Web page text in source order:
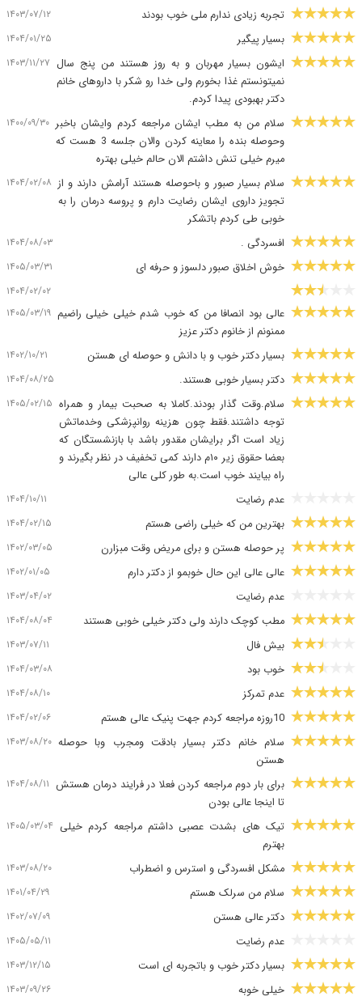
تجربه زیادی ندارم ملی خوب بودند ۱۴۰۳/۰۷/۱۲
بسیار پیگیر ۱۴۰۴/۰۱/۲۵
ایشون بسیار مهربان و به روز هستند من پنج سال
نمیتونستم غذا بخورم ولی خدا رو شکر با داروهای خانم
دکتر بهبودی پیدا کردم.
۱۴۰۳/۱۱/۲۷
سلام من به مطب ایشان مراجعه کردم وایشان باخبر
وحوصله بنده را معاینه کردن والان جلسه 3 هست که
میرم خیلی تنش داشتم الان حالم خیلی بهتره
۱۴۰۰/۰۹/۳۰
سلام بسیار صبور و باحوصله هستند آرامش دارند و از
تجویز داروی ایشان رضایت دارم و پروسه درمان را به
خوبی طی کردم باتشکر
۱۴۰۴/۰۲/۰۸
افسردگی . ۱۴۰۴/۰۸/۰۳
خوش اخلاق صبور دلسوز و حرفه ای
۱۴۰۵/۰۳/۳۱
۱۴۰۴/۰۲/۰۲
عالی بود انصافا من که خوب شدم خیلی خیلی راضیم
ممنونم از خانوم دکتر عزیز
۱۴۰۵/۰۳/۱۹
بسیار دکتر خوب و با دانش و حوصله ای هستن ۱۴۰۲/۱۰/۲۱
دکتر بسیار خوبی هستند. ۱۴۰۴/۰۸/۲۵
سلام.وقت گذار بودند.کاملا به صحبت بیمار و همراه
توجه داشتند.فقط چون هزینه روانپزشکی وخدماتش
زیاد است اگر برایشان مقدور باشد با بازنشستگان که
بعضا حقوق زیر ۱۰م دارند کمی تخفیف در نظر بگیرند و
راه بیایند خوب است.به طور کلی عالی
۱۴۰۵/۰۲/۱۵
عدم رضایت ۱۴۰۴/۱۰/۱۱
بهترین من که خیلی راضی هستم ۱۴۰۴/۰۲/۱۵
پر حوصله هستن و برای مریض وقت مبزارن ۱۴۰۲/۰۳/۰۵
عالی عالی این حال خوبمو از دکتر دارم ۱۴۰۲/۰۱/۰۵
عدم رضایت ۱۴۰۳/۰۴/۰۲
مطب کوچک دارند ولی دکتر خیلی خوبی هستند ۱۴۰۴/۰۸/۰۴
بیش فال ۱۴۰۳/۰۷/۱۱
خوب بود ۱۴۰۴/۰۳/۰۸
عدم تمرکز ۱۴۰۴/۰۸/۱۰
10روزه مراجعه کردم جهت پنیک عالی هستم ۱۴۰۴/۰۲/۰۶
سلام خانم دکتر بسیار بادقت ومجرب وبا حوصله
هستن
۱۴۰۳/۰۸/۲۰
برای بار دوم مراجعه کردن فعلا در فرایند درمان هستش
تا اینجا عالی بودن
۱۴۰۴/۰۸/۱۱
تیک های بشدت عصبی داشتم مراجعه کردم خیلی
بهترم
۱۴۰۵/۰۳/۰۴
مشکل افسردگی و استرس و اضطراب ۱۴۰۳/۰۸/۲۰
سلام من سرلک هستم ۱۴۰۱/۰۴/۲۹
دکتر عالی هستن ۱۴۰۲/۰۷/۰۹
عدم رضایت ۱۴۰۵/۰۵/۱۱
بسیار دکتر خوب و باتجربه ای است ۱۴۰۳/۱۲/۱۵
خیلی خوبه ۱۴۰۳/۰۹/۲۶